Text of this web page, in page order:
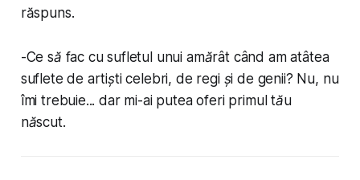
răspuns.
-Ce să fac cu sufletul unui amărât când am atâtea
suflete de artiști celebri, de regi și de genii? Nu, nu
îmi trebuie... dar mi-ai putea oferi primul tău
născut.